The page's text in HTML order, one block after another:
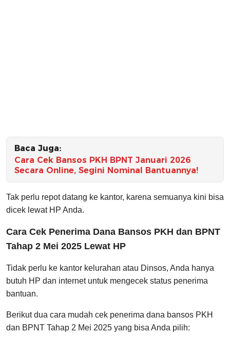
Baca Juga:
Cara Cek Bansos PKH BPNT Januari 2026
Secara Online, Segini Nominal Bantuannya!
Tak perlu repot datang ke kantor, karena semuanya kini bisa
dicek lewat HP Anda.
Cara Cek Penerima Dana Bansos PKH dan BPNT
Tahap 2 Mei 2025 Lewat HP
Tidak perlu ke kantor kelurahan atau Dinsos, Anda hanya
butuh HP dan internet untuk mengecek status penerima
bantuan.
Berikut dua cara mudah cek penerima dana bansos PKH
dan BPNT Tahap 2 Mei 2025 yang bisa Anda pilih: